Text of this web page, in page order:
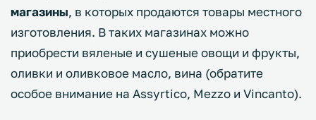
магазины, в которых продаются товары местного
изготовления. В таких магазинах можно
приобрести вяленые и сушеные овощи и фрукты,
оливки и оливковое масло, вина (обратите
особое внимание на Assyrtico, Mezzo и Vincanto).